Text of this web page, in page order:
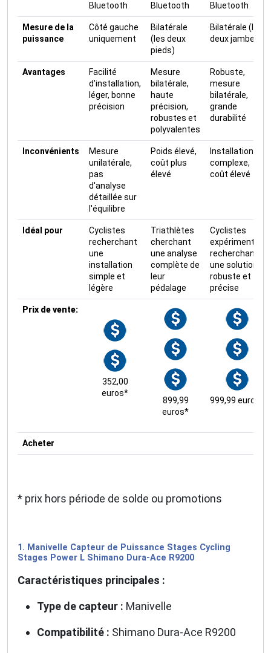
×
🚴‍♂️ Rejoignez la communauté des coureurs
et triathlètes passionnés
Rejoignez des milliers de sportifs passionnés et
recevez chaque mois :
✅ Des conseils d'entraînement exclusifs
✅ Des astuces de pros pour progresser plus vite
✅ Les dernières tendances matos & nutrition
codes promo et bons plans partenaires
1 email / mois. Zéro spam. 100 % utile.
Oui, je veux progresser 💪
Aucun spam, vous pouvez vous désinscrire à tout
Bluetooth
Bluetooth
Bluetooth
Mesure de la
puissance
Côté gauche
uniquement
Bilatérale
(les deux
pieds)
Bilatérale (les
deux jambes)
Avantages
Facilité
d'installation,
léger, bonne
précision
Mesure
bilatérale,
haute
précision,
robustes et
polyvalentes
Robuste,
mesure
bilatérale,
grande
durabilité
Inconvénients
Mesure
unilatérale,
pas
d'analyse
détaillée sur
l'équilibre
Poids élevé,
coût plus
élevé
Installation
complexe,
coût élevé
Idéal pour
Cyclistes
recherchant
une
installation
simple et
légère
Triathlètes
cherchant
une analyse
complète de
leur
pédalage
Cyclistes
expérimentés
recherchant
une solution
robuste et
précise
Prix de vente:
352,00
euros*
899,99
euros*
999,99 euros*
Acheter
* prix hors période de solde ou promotions
1. Manivelle Capteur de Puissance Stages Cycling
Stages Power L Shimano Dura-Ace R9200
Caractéristiques principales :
Type de capteur : Manivelle
Compatibilité : Shimano Dura-Ace R9200